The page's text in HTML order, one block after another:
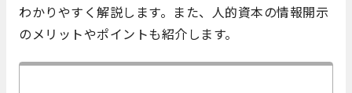
わかりやすく解説します。また、人的資本の情報開示
のメリットやポイントも紹介します。